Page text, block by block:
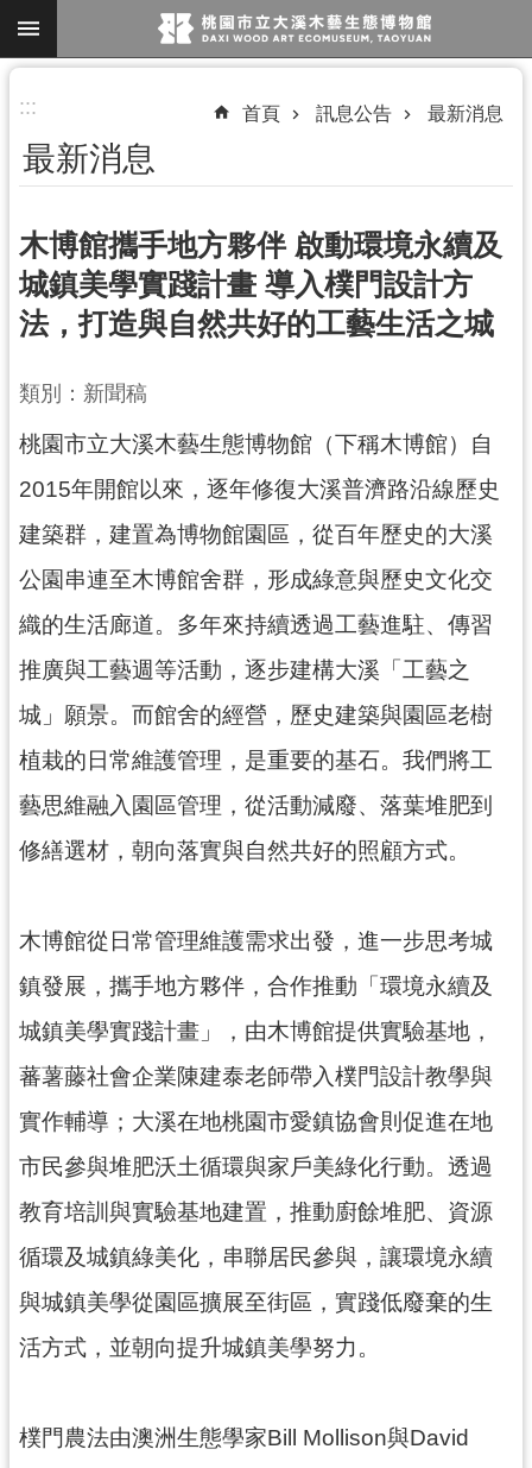
跳到主要內容區塊
搜
尋
參
觀
訊
展
便
民
服
活
動
研
究
學
習
資
認
識
木
博
訊
息
公
告
志
園
地
出
與
::: 首頁 訊息公告 最新消息
最新消息
木博館攜手地方夥伴 啟動環境永續及
城鎮美學實踐計畫 導入樸門設計方
法，打造與自然共好的工藝生活之城
類別：新聞稿
桃園市立大溪木藝生態博物館（下稱木博館）自
2015年開館以來，逐年修復大溪普濟路沿線歷史
建築群，建置為博物館園區，從百年歷史的大溪
公園串連至木博館舍群，形成綠意與歷史文化交
織的生活廊道。多年來持續透過工藝進駐、傳習
推廣與工藝週等活動，逐步建構大溪「工藝之
城」願景。而館舍的經營，歷史建築與園區老樹
植栽的日常維護管理，是重要的基石。我們將工
藝思維融入園區管理，從活動減廢、落葉堆肥到
修繕選材，朝向落實與自然共好的照顧方式。
木博館從日常管理維護需求出發，進一步思考城
鎮發展，攜手地方夥伴，合作推動「環境永續及
城鎮美學實踐計畫」，由木博館提供實驗基地，
蕃薯藤社會企業陳建泰老師帶入樸門設計教學與
實作輔導；大溪在地桃園市愛鎮協會則促進在地
市民參與堆肥沃土循環與家戶美綠化行動。透過
教育培訓與實驗基地建置，推動廚餘堆肥、資源
循環及城鎮綠美化，串聯居民參與，讓環境永續
與城鎮美學從園區擴展至街區，實踐低廢棄的生
活方式，並朝向提升城鎮美學努力。
樸門農法由澳洲生態學家Bill Mollison與David